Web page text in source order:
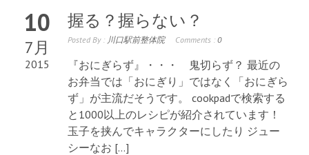
10
7月
2015
握る？握らない？
Posted By : 川口駅前整体院 Comments : 0
『おにぎらず』・・・ 鬼切らず？ 最近の
お弁当では「おにぎり」ではなく「おにぎら
ず」が主流だそうです。 cookpadで検索する
と1000以上のレシピが紹介されています！
玉子を挟んでキャラクターにしたり ジュー
シーなお […]